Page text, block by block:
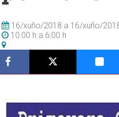
16/xuño/2018 a 16/xuño/
10:00 h a 6:00 h